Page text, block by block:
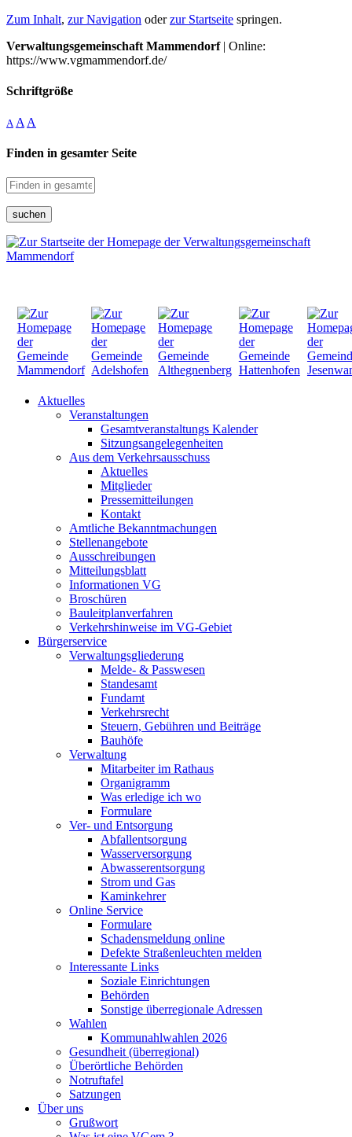
Zum Inhalt, zur Navigation oderzur Startseite springen.
Verwaltungsgemeinschaft Mammendorf| Online:
https://www.vgmammendorf.de/
Schriftgröße
A A A
Finden in gesamter Seite
suchen
Aktuelles
Veranstaltungen
Gesamtveranstaltungs Kalender
Sitzungsangelegenheiten
Aus dem Verkehrsausschuss
Aktuelles
Mitglieder
Pressemitteilungen
Kontakt
Amtliche Bekanntmachungen
Stellenangebote
Ausschreibungen
Mitteilungsblatt
Informationen VG
Broschüren
Bauleitplanverfahren
Verkehrshinweise im VG-Gebiet
Bürgerservice
Verwaltungsgliederung
Melde- & Passwesen
Standesamt
Fundamt
Verkehrsrecht
Steuern, Gebühren und Beiträge
Bauhöfe
Verwaltung
Mitarbeiter im Rathaus
Organigramm
Was erledige ich wo
Formulare
Ver- und Entsorgung
Abfallentsorgung
Wasserversorgung
Abwasserentsorgung
Strom und Gas
Kaminkehrer
Online Service
Formulare
Schadensmeldung online
Defekte Straßenleuchten melden
Interessante Links
Soziale Einrichtungen
Behörden
Sonstige überregionale Adressen
Wahlen
Kommunahlwahlen 2026
Gesundheit (überregional)
Überörtliche Behörden
Notruftafel
Satzungen
Über uns
Grußwort